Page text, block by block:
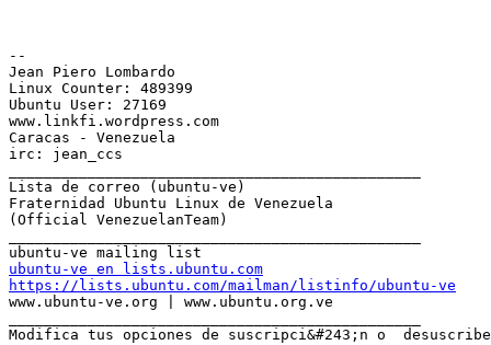
--
Jean Piero Lombardo
Linux Counter: 489399
Ubuntu User: 27169
www.linkfi.wordpress.com
Caracas - Venezuela
irc: jean_ccs
Lista de correo (ubuntu-ve)
Fraternidad Ubuntu Linux de Venezuela
(Official VenezuelanTeam)
ubuntu-ve en lists.ubuntu.com
https://lists.ubuntu.com/mailman/listinfo/ubuntu-ve
www.ubuntu-ve.org | www.ubuntu.org.ve
Modifica tus opciones de suscripci&#243;n o